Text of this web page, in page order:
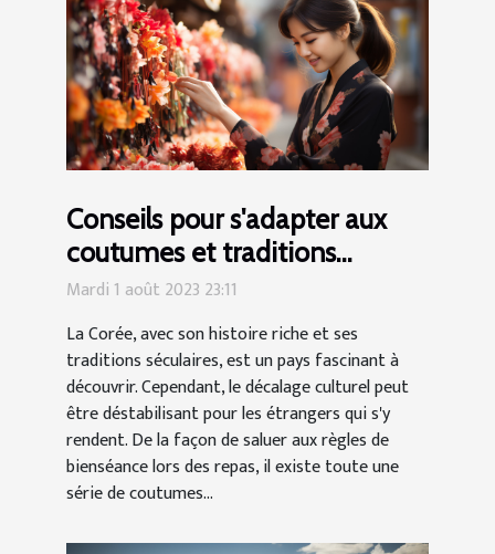
Conseils pour s'adapter aux
coutumes et traditions
coréennes
Mardi 1 août 2023 23:11
La Corée, avec son histoire riche et ses
traditions séculaires, est un pays fascinant à
découvrir. Cependant, le décalage culturel peut
être déstabilisant pour les étrangers qui s'y
rendent. De la façon de saluer aux règles de
bienséance lors des repas, il existe toute une
série de coutumes...